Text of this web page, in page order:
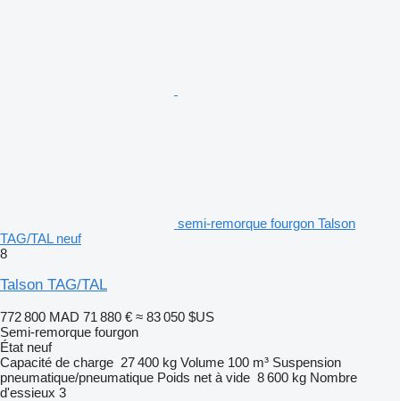
semi-remorque fourgon Talson
TAG/TAL neuf
8
Talson TAG/TAL
772 800 MAD 71 880 € ≈ 83 050 $US
Semi-remorque fourgon
État neuf
Capacité de charge 27 400 kg Volume 100 m³ Suspension
pneumatique/pneumatique Poids net à vide 8 600 kg Nombre
d'essieux 3